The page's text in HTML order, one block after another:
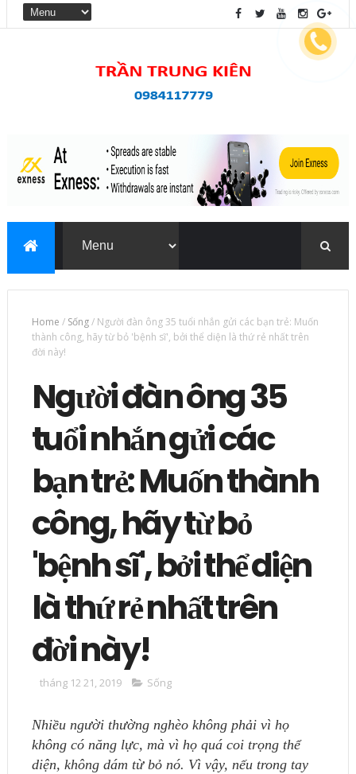
Home / Sống/ Người đàn ông 35 tuổi nhắn gửi các bạn trẻ: Muốn
thành công, hãy từ bỏ 'bệnh sĩ', bởi thể diện là thứ rẻ nhất trên
đời này!
Người đàn ông 35
tuổi nhắn gửi các
bạn trẻ: Muốn thành
công, hãy từ bỏ
'bệnh sĩ', bởi thể diện
là thứ rẻ nhất trên
đời này!
tháng 12 21, 2019 Sống
Nhiều người thường nghèo không phải vì họ
không có năng lực, mà vì họ quá coi trọng thể
diện, không dám từ bỏ nó. Vì vậy, nếu trong tay